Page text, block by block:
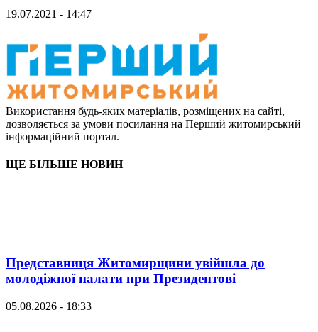
19.07.2021 - 14:47
Використання будь-яких матеріалів, розміщених на сайті,
дозволяється за умови посилання на Перший житомирський
інформаційний портал.
ЩЕ БІЛЬШЕ НОВИН
Представниця Житомирщини увійшла до
молодіжної палати при Президентові
05.08.2026 - 18:33